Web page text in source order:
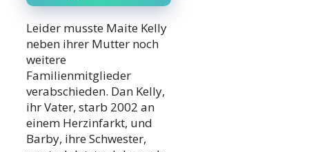
Leider musste Maite Kelly
neben ihrer Mutter noch
weitere
Familienmitglieder
verabschieden. Dan Kelly,
ihr Vater, starb 2002 an
einem Herzinfarkt, und
Barby, ihre Schwester,